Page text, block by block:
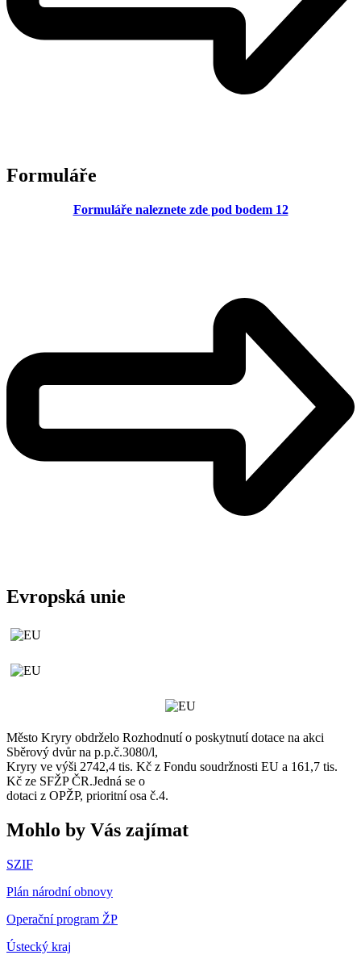
Formuláře
Formuláře naleznete zde pod bodem 12
Evropská unie
Město Kryry obdrželo Rozhodnutí o poskytnutí dotace na akci
Sběrový dvůr na p.p.č.3080/l,
Kryry ve výši 2742,4 tis. Kč z Fondu soudržnosti EU a 161,7 tis.
Kč ze SFŽP ČR.Jedná se o
dotaci z OPŽP, prioritní osa č.4.
Mohlo by Vás zajímat
SZIF
Plán národní obnovy
Operační program ŽP
Ústecký kraj